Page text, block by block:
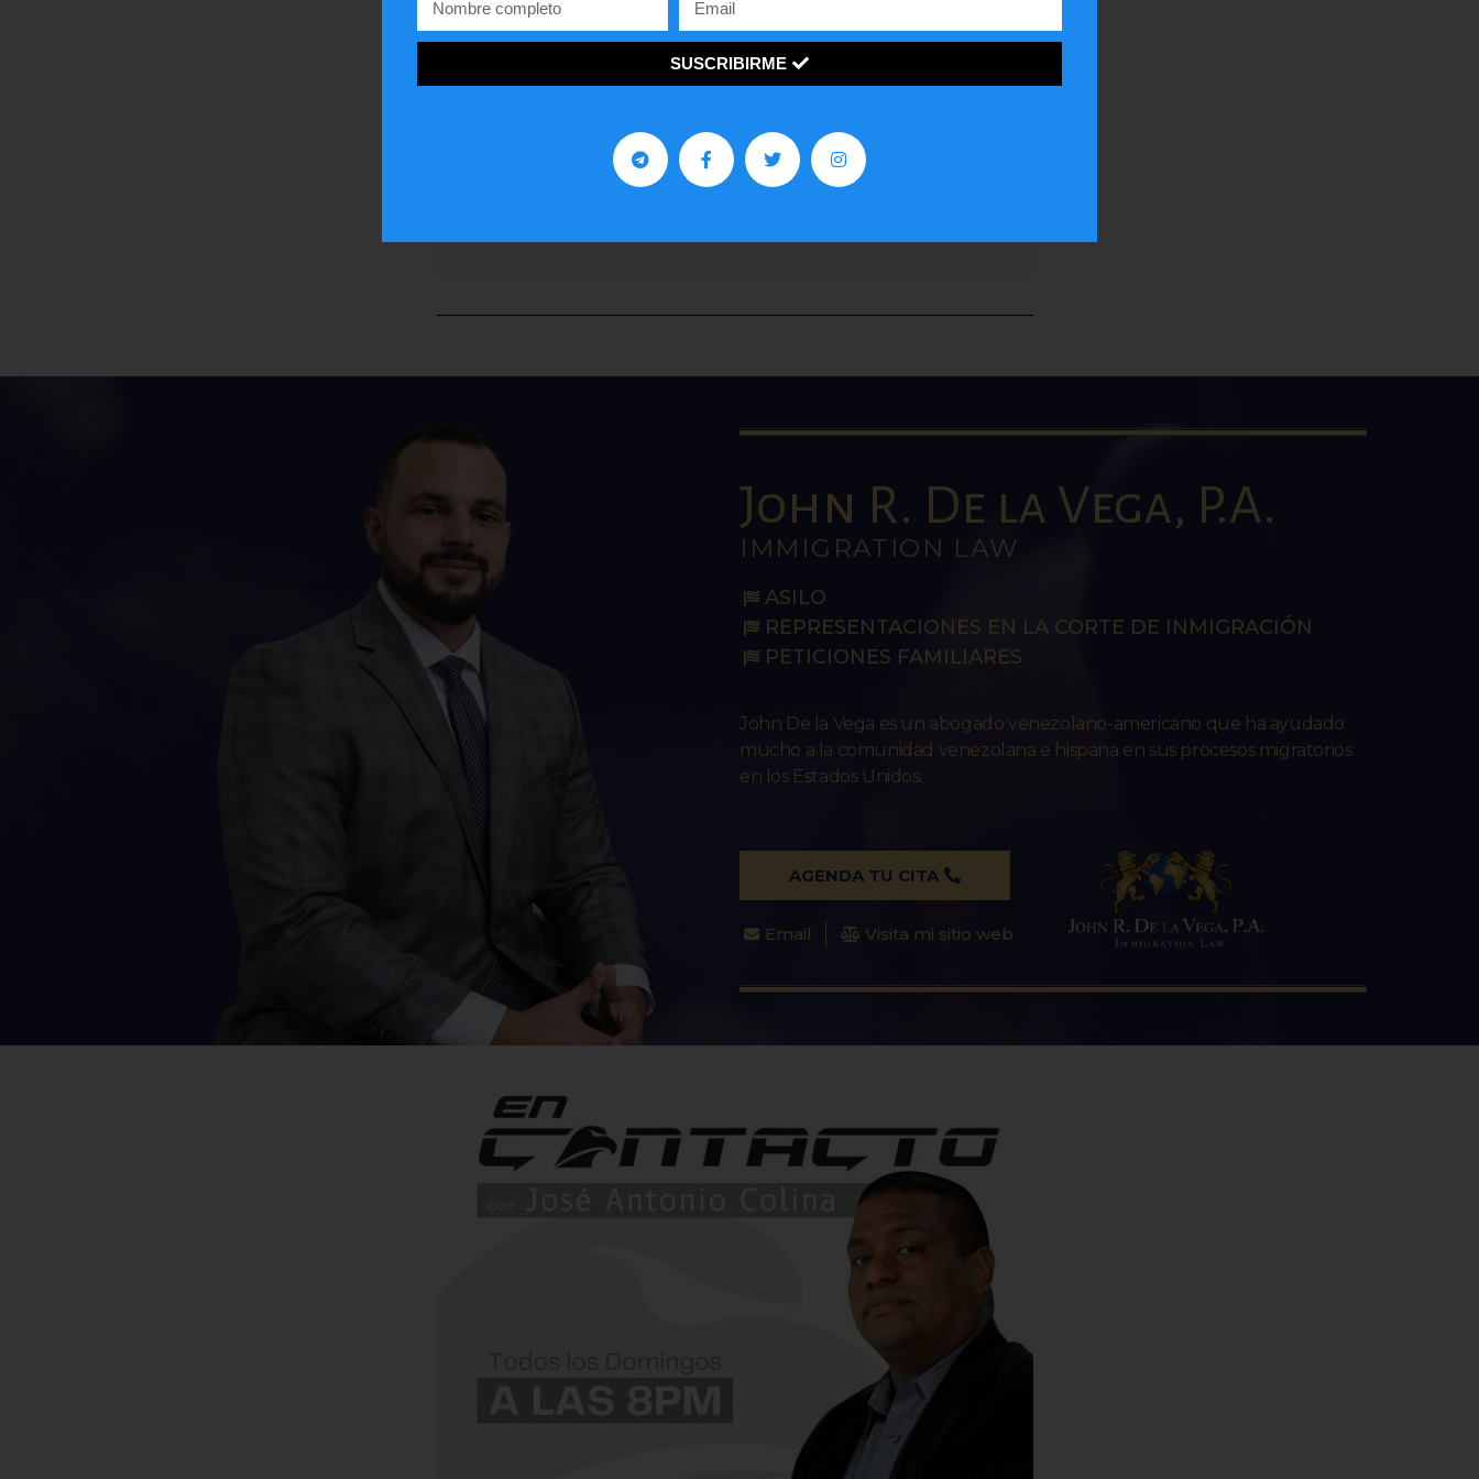
Contra Poder 3.0
entrevistas, enfocado en las ideas de la derecha y en dar
ventana a los jóvenes con una visión innovadora sobre la
John R. De la Vega, P.A.
IMMIGRATION LAW
ASILO
REPRESENTACIONES EN LA CORTE DE INMIGRACIÓN
PETICIONES FAMILIARES
John De la Vega es un abogado venezolano-americano que ha ayudado
mucho a la comunidad venezolana e hispana en sus procesos migratorios
en los Estados Unidos.
AGENDA TU CITA
Email Visita mi sitio web
SUSCRIBIRME